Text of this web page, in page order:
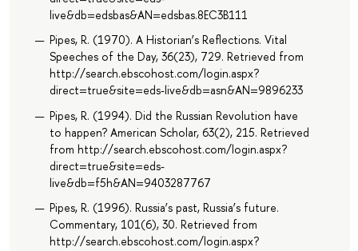
live&db=edsbas&AN=edsbas.8EC3B111
Pipes, R. (1970). A Historian’s Reflections. Vital
Speeches of the Day, 36(23), 729. Retrieved from
http://search.ebscohost.com/login.aspx?
direct=true&site=eds-live&db=asn&AN=9896233
Pipes, R. (1994). Did the Russian Revolution have
to happen? American Scholar, 63(2), 215. Retrieved
from http://search.ebscohost.com/login.aspx?
direct=true&site=eds-
live&db=f5h&AN=9403287767
Pipes, R. (1996). Russia’s past, Russia’s future.
Commentary, 101(6), 30. Retrieved from
http://search.ebscohost.com/login.aspx?